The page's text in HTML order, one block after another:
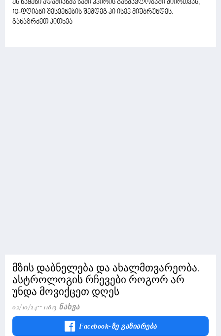
ეს ნა­ყე­ნი ადა­მი­ან­მა სამი კვი­რის გან­მავ­ლო­ბა­ში მი­ირ­თვას,
10-დღი­ა­ნი შეს­ვე­ნე­ბის შემ­დეგ კი ისევ მი­უბ­რუნ­დეს.
განაგრძეთ კითხვა
მზის დაბნელება და ახალმთვარეობა.
ასტროლოგის რჩევები როგორ არ
უნდა მოვიქცეთ დღეს
02/10/24 11813 Ნახვა
Facebook-Ზე Გაზიარება